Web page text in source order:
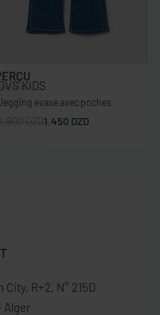
OFF
KIDS
évasé avec poches
1.450 DZD
R+2, N° 215D
Alger